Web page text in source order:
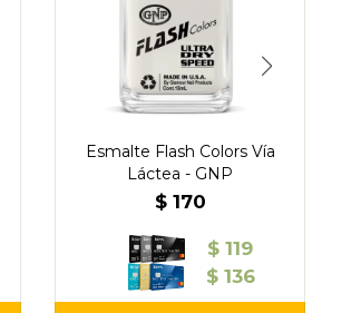
Esmalte Flash Colors Vía
Láctea - GNP
$ 170
$ 119
$ 136